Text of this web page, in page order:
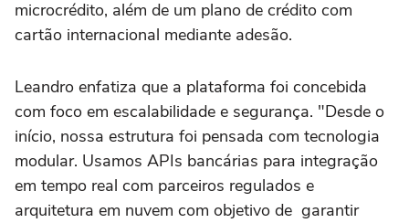
microcrédito, além de um plano de crédito com
cartão internacional mediante adesão.
Leandro enfatiza que a plataforma foi concebida
com foco em escalabilidade e segurança. "Desde o
início, nossa estrutura foi pensada com tecnologia
modular. Usamos APIs bancárias para integração
em tempo real com parceiros regulados e
arquitetura em nuvem com objetivo de garantir